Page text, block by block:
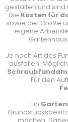
gestalten und
Die Kosten für
sowie der Größe
eigene
Je nach Art des
ausfallen.
Für den
Ein
machen.